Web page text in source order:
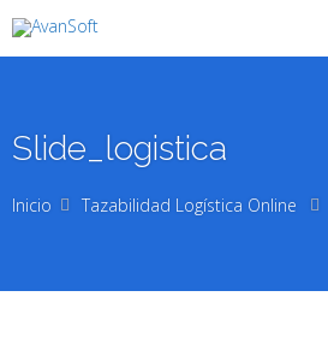
Slide_logistica
Inicio Tazabilidad Logística Online